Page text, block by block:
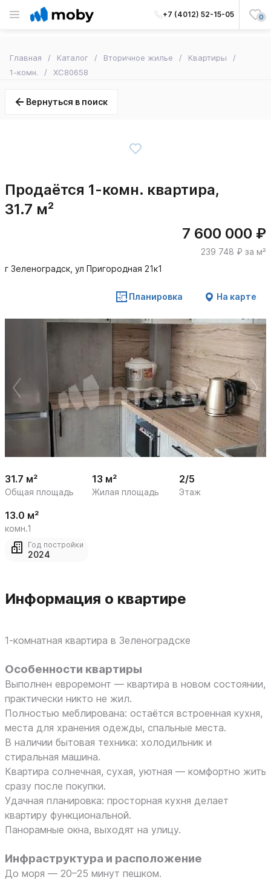
+7 (4012) 52-15-05 0
Главная Каталог Вторичное жилье
Квартиры
1-комн.
XC80658
Вернуться в поиск
Продаётся 1-комн. квартира,
31.7 м²
7 600 000 ₽
239 748 ₽ за м²
г Зеленоградск, ул Пригородная 21к1
Планировка На карте
16
31.7 м²
Общая площадь
13 м²
Жилая площадь
2/5
Этаж
13.0 м²
комн.1
Год постройки
2024
Информация о квартире
1‑комнатная квартира в Зеленоградске
Особенности квартиры
Выполнен евроремонт — квартира в новом состоянии,
практически никто не жил.
Полностью меблирована: остаётся встроенная кухня,
места для хранения одежды, спальные места.
В наличии бытовая техника: холодильник и
стиральная машина.
Квартира солнечная, сухая, уютная — комфортно жить
сразу после покупки.
Удачная планировка: просторная кухня делает
квартиру функциональной.
Панорамные окна, выходят на улицу.
Инфраструктура и расположение
До моря — 20–25 минут пешком.